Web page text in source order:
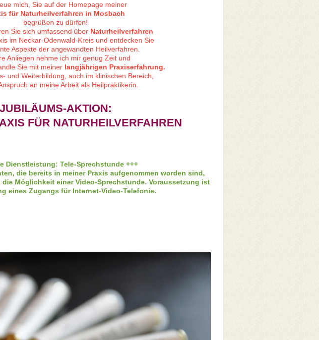
mich, Sie auf der Homepage meiner
für Naturheilverfahren in Mosbach
begrüßen zu dürfen!
Sie sich umfassend über Naturheilverfahren
im Neckar-Odenwald-Kreis und entdecken Sie
Aspekte der angewandten Heilverfahren.
Anliegen nehme ich mir genug Zeit und
Sie mit meiner langjährigen Praxiserfahrung.
und Weiterbildung, auch im klinischen Bereich,
an meine Arbeit als Heilpraktikerin.
JUBILÄUMS-AKTION:
FÜR NATURHEILVERFAHREN
Dienstleistung: Tele-Sprechstunde +++
die bereits in meiner Praxis aufgenommen worden sind,
Möglichkeit einer Video-Sprechstunde.Voraussetzung ist
eines Zugangs für Internet-Video-Telefonie.